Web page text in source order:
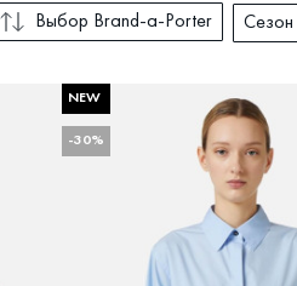
Выбор Brand-a-Porter
СОРТИРОВКА
Выбор Brand-a-Porter
Новые поступления
Сезон
NEW
-30%